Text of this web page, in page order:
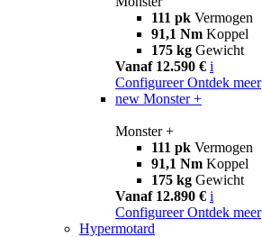
111 pk Vermogen
91,1 Nm Koppel
175 kg Gewicht
Vanaf 12.590 € i
Configureer Ontdek meer
new Monster +
Monster +
111 pk Vermogen
91,1 Nm Koppel
175 kg Gewicht
Vanaf 12.890 € i
Configureer Ontdek meer
Hypermotard